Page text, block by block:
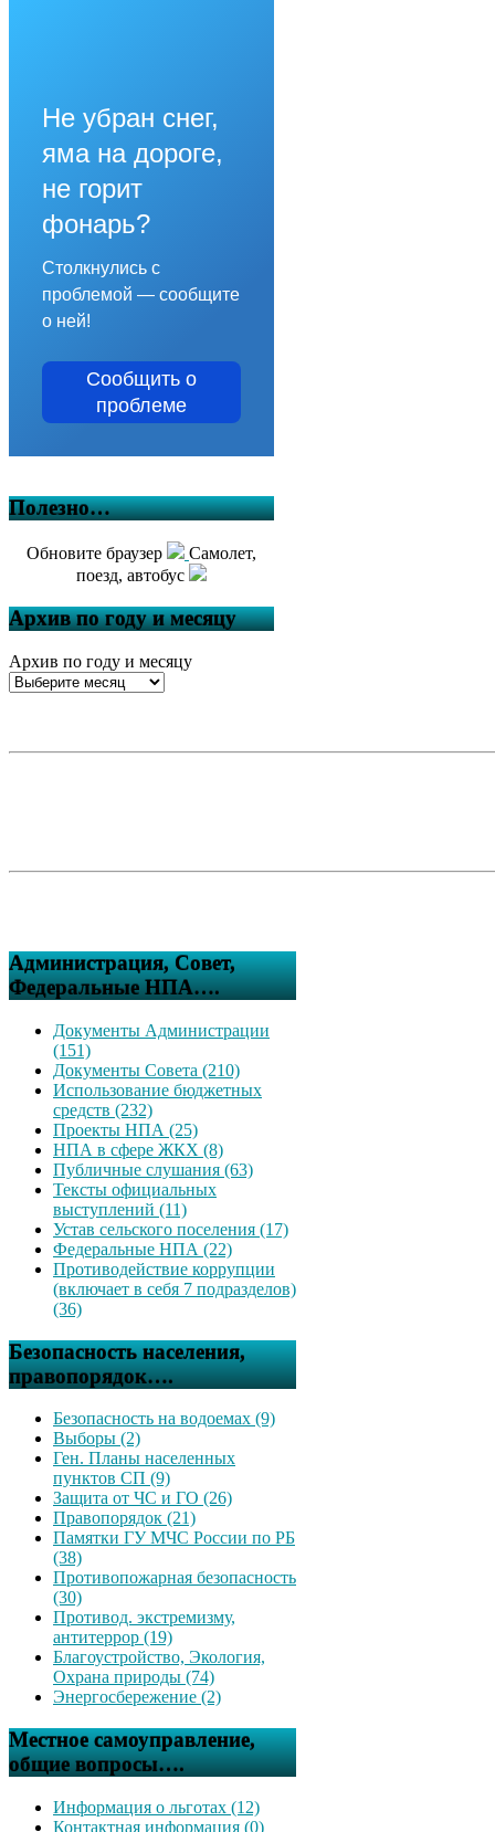
Не убран снег,
яма на дороге,
не горит
фонарь?
Столкнулись с
проблемой — сообщите
о ней!
Сообщить о
проблеме
Полезно…
Обновите браузер
Самолет,
поезд, автобус
Архив по году и месяцу
Архив по году и месяцу
Администрация, Совет,
Федеральные НПА….
Документы Администрации
(151)
Документы Совета (210)
Использование бюджетных
средств (232)
Проекты НПА (25)
НПА в сфере ЖКХ (8)
Публичные слушания (63)
Тексты официальных
выступлений (11)
Устав сельского поселения (17)
Федеральные НПА (22)
Противодействие коррупции
(включает в себя 7 подразделов)
(36)
Безопасность населения,
правопорядок….
Безопасность на водоемах (9)
Выборы (2)
Ген. Планы населенных
пунктов СП (9)
Защита от ЧС и ГО (26)
Правопорядок (21)
Памятки ГУ МЧС России по РБ
(38)
Противопожарная безопасность
(30)
Противод. экстремизму,
антитеррор (19)
Благоустройство, Экология,
Охрана природы (74)
Энергосбережение (2)
Местное самоуправление,
общие вопросы….
Информация о льготах (12)
Контактная информация (0)